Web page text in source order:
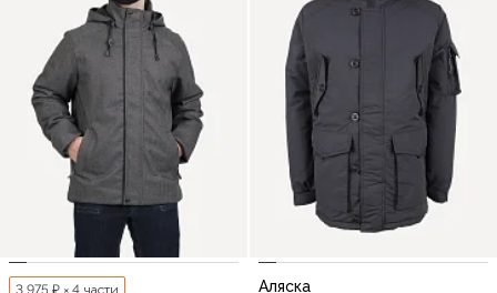
Аляска